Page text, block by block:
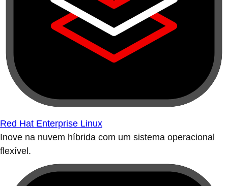
Red Hat Enterprise Linux
Inove na nuvem híbrida com um sistema operacional
flexível.